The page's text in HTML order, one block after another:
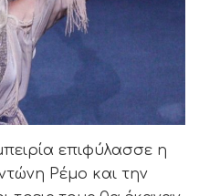
επιφύλασσε η
Ρέμο και την